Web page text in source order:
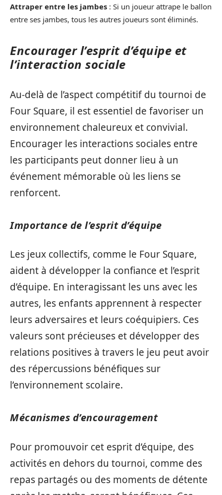
Attraper entre les jambes : Si un joueur attrape le ballon
entre ses jambes, tous les autres joueurs sont éliminés.
Encourager l’esprit d’équipe et
l’interaction sociale
Au-delà de l’aspect compétitif du tournoi de
Four Square, il est essentiel de favoriser un
environnement chaleureux et convivial.
Encourager les interactions sociales entre
les participants peut donner lieu à un
événement mémorable où les liens se
renforcent.
Importance de l’esprit d’équipe
Les jeux collectifs, comme le Four Square,
aident à développer la confiance et l’esprit
d’équipe. En interagissant les uns avec les
autres, les enfants apprennent à respecter
leurs adversaires et leurs coéquipiers. Ces
valeurs sont précieuses et développer des
relations positives à travers le jeu peut avoir
des répercussions bénéfiques sur
l’environnement scolaire.
Mécanismes d’encouragement
Pour promouvoir cet esprit d’équipe, des
activités en dehors du tournoi, comme des
repas partagés ou des moments de détente